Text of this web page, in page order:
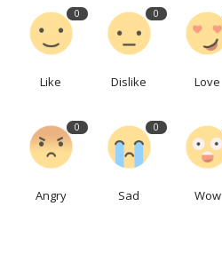
0
Like
0
Dislike Love
0
Angry
0
Sad Wow